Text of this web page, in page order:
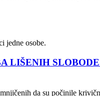
jedne osobe.
LIŠENIH
da su počinile